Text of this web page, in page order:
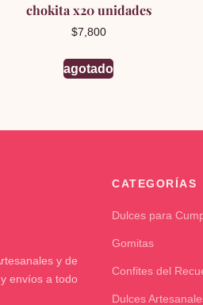
chokita x20 unidades
$7,800
agotado
y de
envíos a todo
CATEGORÍAS
Dulces para
Gomitas
Confites del
Dulces